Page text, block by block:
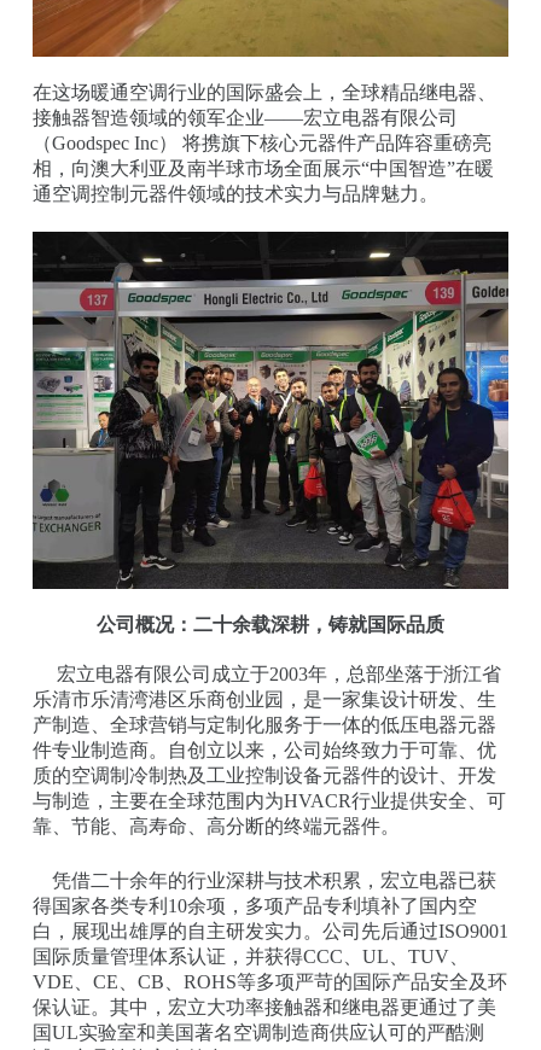
在这场暖通空调行业的国际盛会上，全球精品继电器、
接触器智造领域的领军企业——宏立电器有限公司
（Goodspec Inc） 将携旗下核心元器件产品阵容重磅亮
相，向澳大利亚及南半球市场全面展示“中国智造”在暖
通空调控制元器件领域的技术实力与品牌魅力。
公司概况：二十余载深耕，铸就国际品质
宏立电器有限公司成立于2003年，总部坐落于浙江省
乐清市乐清湾港区乐商创业园，是一家集设计研发、生
产制造、全球营销与定制化服务于一体的低压电器元器
件专业制造商。自创立以来，公司始终致力于可靠、优
质的空调制冷制热及工业控制设备元器件的设计、开发
与制造，主要在全球范围内为HVACR行业提供安全、可
靠、节能、高寿命、高分断的终端元器件。
凭借二十余年的行业深耕与技术积累，宏立电器已获
得国家各类专利10余项，多项产品专利填补了国内空
白，展现出雄厚的自主研发实力。公司先后通过ISO9001
国际质量管理体系认证，并获得CCC、UL、TUV、
VDE、CE、CB、ROHS等多项严苛的国际产品安全及环
保认证。其中，宏立大功率接触器和继电器更通过了美
国UL实验室和美国著名空调制造商供应认可的严酷测